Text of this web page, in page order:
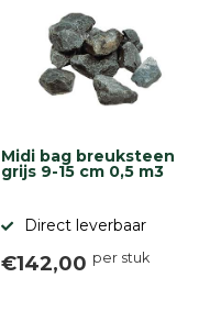
Midi bag breuksteen
grijs 9-15 cm 0,5 m3
Direct leverbaar
€142,00 per stuk